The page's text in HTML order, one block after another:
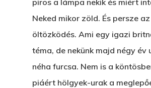
piros a lámpa nekik és miért
Neked mikor zöld. És persze az
öltözködés. Ami egy igazi
téma, de nekünk majd négy év
néha furcsa. Nem is a
piáért hölgyek-urak a